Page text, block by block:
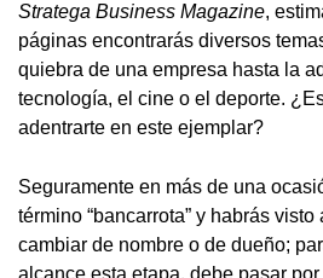
Stratega Business Magazine,
páginas encontrarás diversos
quiebra de una empresa hasta la
tecnología, el cine o el deporte.
adentrarte en este ejemplar?
Seguramente en más de una
término “bancarrota” y habrás
cambiar de nombre o de dueño;